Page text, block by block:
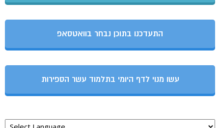
התעדכנו בתוכן נבחר בוואטסאפ
עשו מנוי לדף היומי בתלמוד עשר הספירות